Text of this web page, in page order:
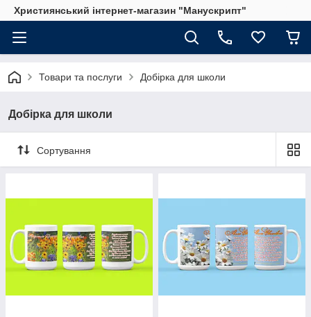
Християнський інтернет-магазин "Манускрипт"
Товари та послуги Добірка для школи
Добірка для школи
Сортування